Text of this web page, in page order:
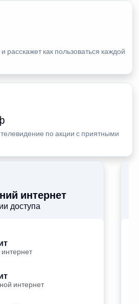
расскажет как пользоваться каждой
по акции с приятными
интернет
доступа
интернет